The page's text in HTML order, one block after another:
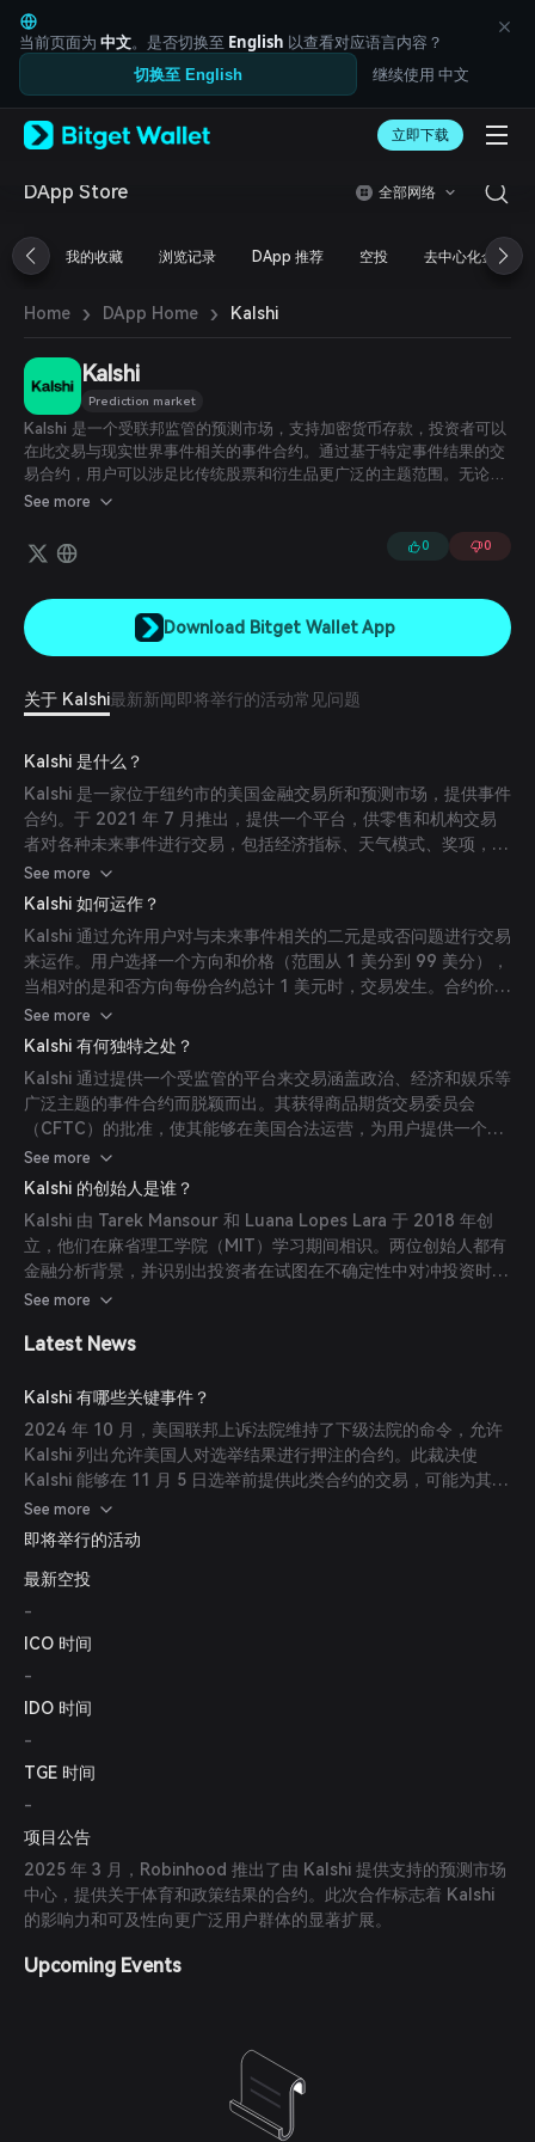
English
日本語
Tiếng Việt
Русский
Español (Latinoamérica)
Türkçe
Français
简体中文
繁體中文
Bahasa Indonesia
ภาษาไทย
العربية
বাংলা
Español
Português (Brasil)
Español (Argentina)
当前页面为 中文。是否切换至 English 以查看对应语言内容？
切换至 English 继续使用 中文
立即下载
DApp Store 全部网络
我的收藏 浏览记录 DApp 推荐 空投 去中心化金融
Home › DApp Home › Kalshi
Kalshi
Prediction market
Kalshi 是一个受联邦监管的预测市场，支持加密货币存款，投资者可以
在此交易与现实世界事件相关的事件合约。通过基于特定事件结果的交
易合约，用户可以涉足比传统股票和衍生品更广泛的主题范围。无论您
是某个领域的专家，还是对新闻、金融、流行文化等特定主题有浓厚兴
供丰富的资源和工具（如教程、市场数据等），帮助交易者理解预测市
场并改进他们的交易策略。
See more
0 0
Download Bitget Wallet App
关于 Kalshi最新新闻即将举行的活动常见问题
Kalshi 是什么？
Kalshi 是一家位于纽约市的美国金融交易所和预测市场，提供事件
合约。于 2021 年 7 月推出，提供一个平台，供零售和机构交易
者对各种未来事件进行交易，包括经济指标、天气模式、奖项，以
及政治和立法结果。该平台允许用户对是或否的问题进行交易，合
约价格基于市场对事件发生概率的估计。交易所提供的合约在正确
See more
Kalshi 如何运作？
Kalshi 通过允许用户对与未来事件相关的二元是或否问题进行交易
来运作。用户选择一个方向和价格（范围从 1 美分到 99 美分），
当相对的是和否方向每份合约总计 1 美元时，交易发生。合约价格
反映了市场对事件发生概率的估计。正确的预测每份合约可获得 1
美元的支付。Kalshi 对每笔交易收取交易费用，但不依赖于交易者
See more
Kalshi 有何独特之处？
Kalshi 通过提供一个受监管的平台来交易涵盖政治、经济和娱乐等
广泛主题的事件合约而脱颖而出。其获得商品期货交易委员会
（CFTC）的批准，使其能够在美国合法运营，为用户提供一个安
全的环境来对冲不确定性并利用见解。该平台多样化的市场提供和
对监管合规的承诺使其区别于未受监管的预测市场。
See more
Kalshi 的创始人是谁？
Kalshi 由 Tarek Mansour 和 Luana Lopes Lara 于 2018 年创
立，他们在麻省理工学院（MIT）学习期间相识。两位创始人都有
金融分析背景，并识别出投资者在试图在不确定性中对冲投资时面
临的挑战，例如英国脱欧公投。他们的经验促使他们创建了一个平
用见解的手段。
See more
Latest News
Kalshi 有哪些关键事件？
2024 年 10 月，美国联邦上诉法院维持了下级法院的命令，允许
Kalshi 列出允许美国人对选举结果进行押注的合约。此裁决使
Kalshi 能够在 11 月 5 日选举前提供此类合约的交易，可能为其他
公司未来提供类似衍生品铺平道路。2025 年 6 月，Kalshi 在由专
注于加密货币的投资者 Paradigm 领投的融资轮中筹集了 1.85 亿
Multicoin、Neo、Bond Capital 和 Citadel Securities 首席执行
See more
即将举行的活动
最新空投
-
ICO 时间
-
IDO 时间
-
TGE 时间
-
项目公告
2025 年 3 月，Robinhood 推出了由 Kalshi 提供支持的预测市场
中心，提供关于体育和政策结果的合约。此次合作标志着 Kalshi
的影响力和可及性向更广泛用户群体的显著扩展。
Upcoming Events